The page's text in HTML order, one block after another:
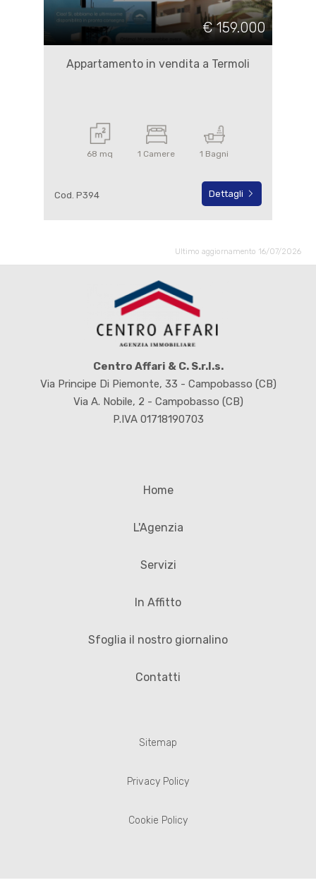
€ 159.000
Appartamento in vendita a Termoli
68 mq 1 Camere 1 Bagni
Cod. P394 Dettagli
Ultimo aggiornamento 16/07/2026
Centro Affari & C. S.r.l.s.
Via Principe Di Piemonte, 33 - Campobasso (CB)
Via A. Nobile, 2 - Campobasso (CB)
P.IVA 01718190703
Home
L'Agenzia
Servizi
In Affitto
Sfoglia il nostro giornalino
Contatti
Sitemap
Privacy Policy
Cookie Policy